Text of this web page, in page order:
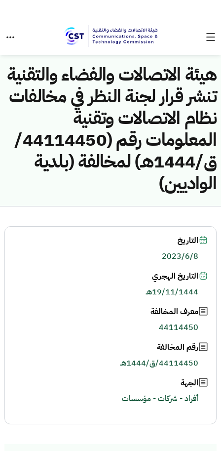
هيئة الاتصالات والفضاء والتقنية
تنشر قرار لجنة النظر في مخالفات
نظام الاتصالات وتقنية
المعلومات رقم (44114450/
ق/1444هـ) لمخالفة (بلدية
الواديين)
التاريخ
2023/6/8
التاريخ الهجري
19/11/1444هـ
معرف المخالفة
44114450
رقم المخالفة
44114450/ق/1444هـ
الجهة
أفراد - شركات - مؤسسات